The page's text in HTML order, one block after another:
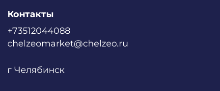
Контакты
+73512044088
chelzeomarket@chelzeo.ru
г Челябинск